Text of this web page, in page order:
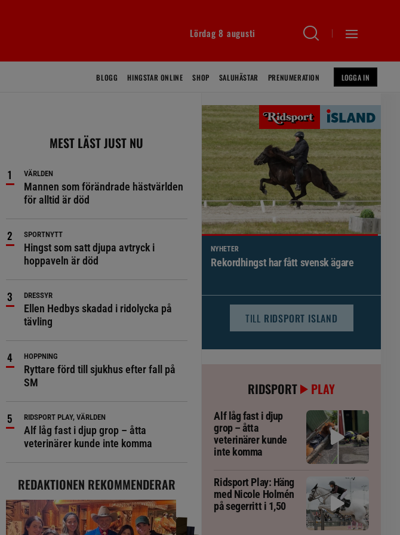
Lördag 8 augusti
BLOGG HINGSTAR ONLINE SHOP SALUHÄSTAR PRENUMERATION LOGGA IN
MEST LÄST JUST NU
VÄRLDEN
Mannen som förändrade hästvärlden
för alltid är död
SPORTNYTT
Hingst som satt djupa avtryck i
hoppaveln är död
DRESSYR
Ellen Hedbys skadad i ridolycka på
tävling
HOPPNING
Ryttare förd till sjukhus efter fall på
SM
RIDSPORT PLAY, VÄRLDEN
Alf låg fast i djup grop – åtta
veterinärer kunde inte komma
REDAKTIONEN REKOMMENDERAR
NYHETER
Brett politiskt stöd för förändringar i
TILL RIDSPORT ISLAND
RIDSPORT PLAY
Alf låg fast i djup
grop – åtta
veterinärer kunde
inte komma
Ridsport Play: Häng
med Nicole Holmén
på segerritt i 1,50